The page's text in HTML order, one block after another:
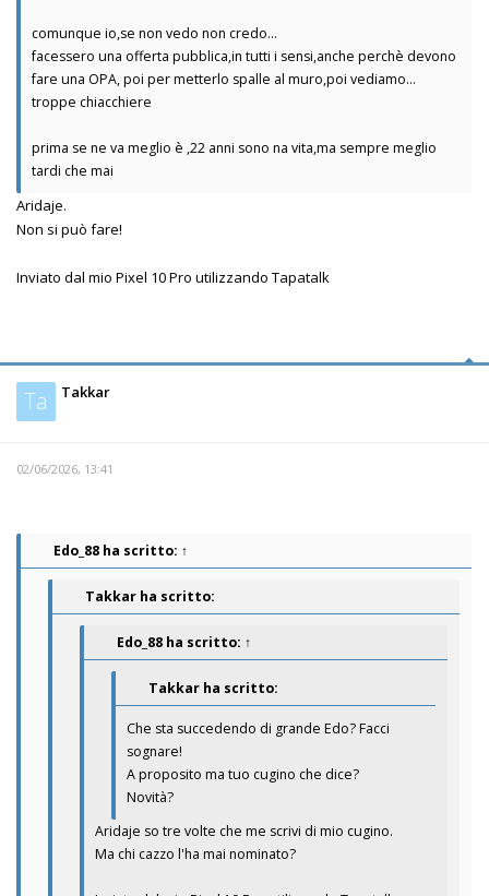
comunque io,se non vedo non credo...
facessero una offerta pubblica,in tutti i sensi,anche perchè devono
fare una OPA, poi per metterlo spalle al muro,poi vediamo...
troppe chiacchiere
prima se ne va meglio è ,22 anni sono na vita,ma sempre meglio
tardi che mai
Aridaje.
Non si può fare!
Inviato dal mio Pixel 10 Pro utilizzando Tapatalk
Ta Takkar
02/06/2026, 13:41
Edo_88 ha scritto: ↑
Takkar ha scritto:
Edo_88 ha scritto: ↑
Takkar ha scritto:
Che sta succedendo di grande Edo? Facci
sognare!
A proposito ma tuo cugino che dice?
Novità?
Aridaje so tre volte che me scrivi di mio cugino.
Ma chi cazzo l'ha mai nominato?